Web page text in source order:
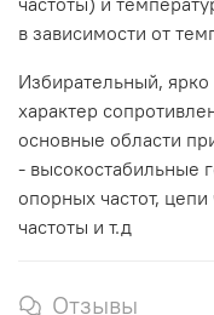
в зависимости от
Избирательный,
характер
основные области
- высокостабильные
опорных частот,
частоты и т.д
Отзывы